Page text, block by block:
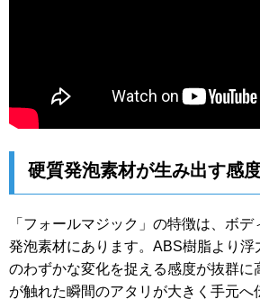
硬質発泡素材が生み出す感
「フォールマジック」の特徴は、ボ
発泡素材にあります。ABS樹脂より浮
のわずかな変化を捉える感度が抜群に
が触れた瞬間のアタリが大きく手元へ